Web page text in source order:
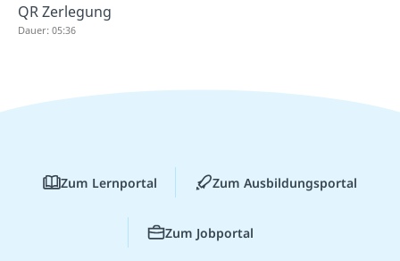
QR Zerlegung
Dauer: 05:36
Zum Lernportal Zum Ausbildungsportal
Zum Jobportal